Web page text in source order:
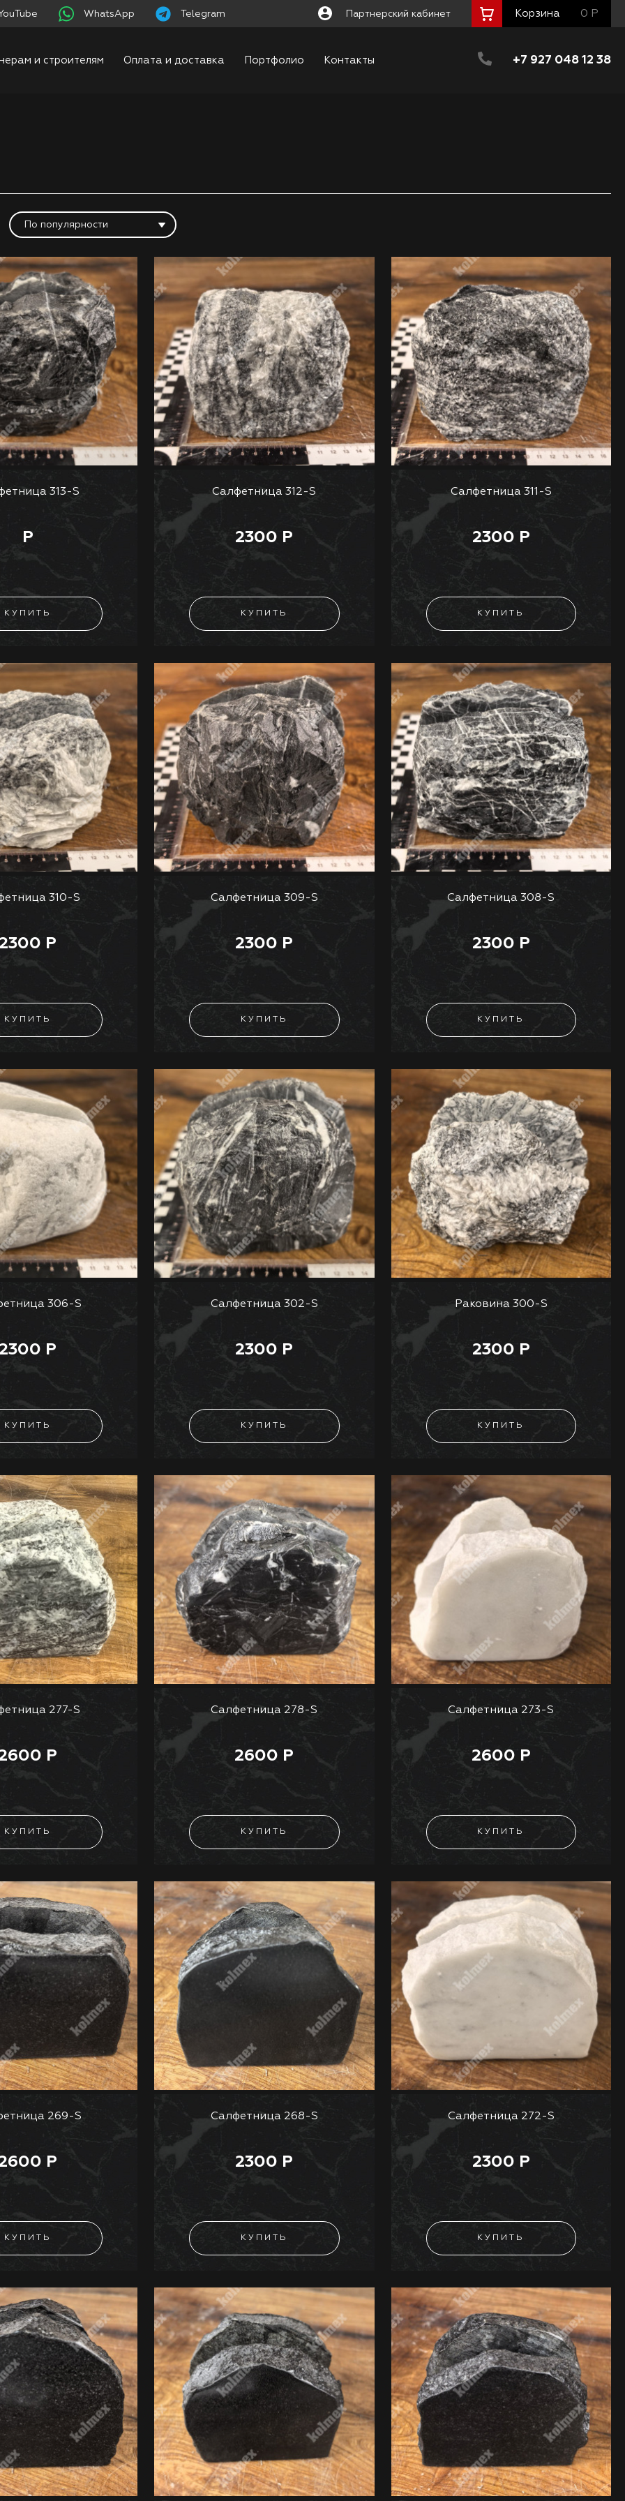
WhatsApp Telegram Партнерский кабинет Корзина 0 Р
и строителям Оплата и доставка Портфолио Контакты +7 927 048 12 38
По популярности
313-S
Р
КУПИТЬ
Салфетница 312-S
2300 Р
КУПИТЬ
Салфетница 311-S
2300 Р
КУПИТЬ
310-S
Р
КУПИТЬ
Салфетница 309-S
2300 Р
КУПИТЬ
Салфетница 308-S
2300 Р
КУПИТЬ
306-S
Р
КУПИТЬ
Салфетница 302-S
2300 Р
КУПИТЬ
Раковина 300-S
2300 Р
КУПИТЬ
277-S
Р
КУПИТЬ
Салфетница 278-S
2600 Р
КУПИТЬ
Салфетница 273-S
2600 Р
КУПИТЬ
269-S
Р
КУПИТЬ
Салфетница 268-S
2300 Р
КУПИТЬ
Салфетница 272-S
2300 Р
КУПИТЬ